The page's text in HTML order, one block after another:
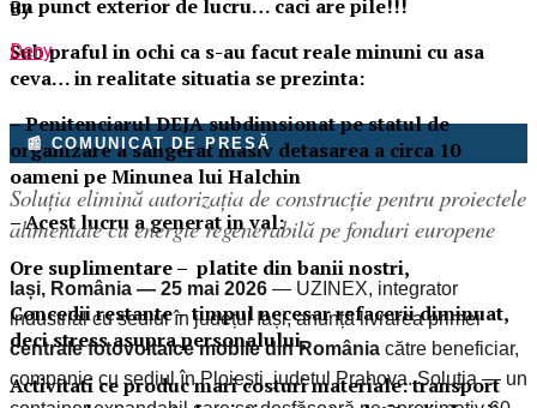
un punct exterior de lucru… caci are pile!!!
Sub praful in ochi ca s-au facut reale minuni cu asa
ceva… in realitate situatia se prezinta:
– Penitenciarul DEJA subdimsionat pe statul de
organizare a sangerat masiv detasarea a circa 10
oameni pe Minunea lui Halchin
– Acest lucru a generat in val:
Ore suplimentare – platite din banii nostri,
Concedii restante – timpul necesar refacerii diminuat,
deci stress asupra personalului,
Activitati ce produc mari costuri materiale: transport
By
Deny
📰 COMUNICAT DE PRESĂ
Soluția elimină autorizația de construcție pentru proiectele
alimentate cu energie regenerabilă pe fonduri europene
Iași, România — 25 mai 2026 — UZINEX, integrator
industrial cu sediul în județul Iași, anunță livrarea primei
centrale fotovoltaice mobile din România către beneficiar,
companie cu sediul în Ploiești, județul Prahova. Soluția — un